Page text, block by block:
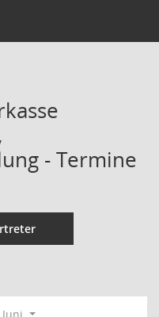
- Termine